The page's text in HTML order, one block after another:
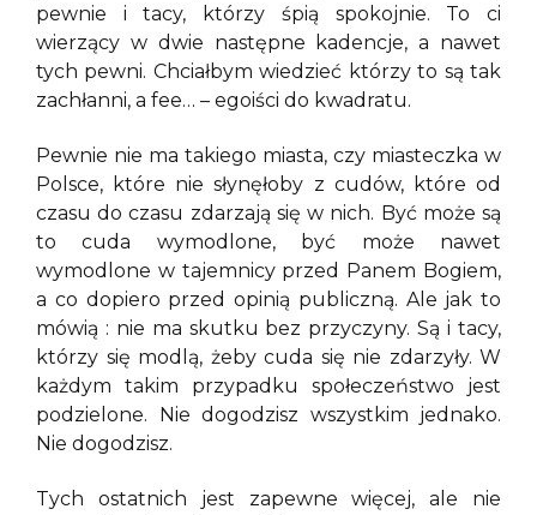
pewnie i tacy, którzy śpią spokojnie. To ci
wierzący w dwie następne kadencje, a nawet
tych pewni. Chciałbym wiedzieć którzy to są tak
zachłanni, a fee… – egoiści do kwadratu.
Pewnie nie ma takiego miasta, czy miasteczka w
Polsce, które nie słynęłoby z cudów, które od
czasu do czasu zdarzają się w nich. Być może są
to cuda wymodlone, być może nawet
wymodlone w tajemnicy przed Panem Bogiem,
a co dopiero przed opinią publiczną. Ale jak to
mówią : nie ma skutku bez przyczyny. Są i tacy,
którzy się modlą, żeby cuda się nie zdarzyły. W
każdym takim przypadku społeczeństwo jest
podzielone. Nie dogodzisz wszystkim jednako.
Nie dogodzisz.
Tych ostatnich jest zapewne więcej, ale nie